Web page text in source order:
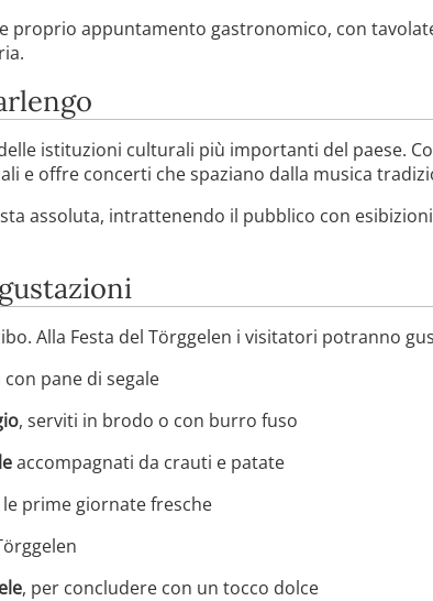
proprio appuntamento gastronomico, con
istituzioni culturali più importanti del paese.
e offre concerti che spaziano dalla musica
assoluta, intrattenendo il pubblico con
Alla Festa del Törggelen i visitatori potranno
pane di segale
, serviti in brodo o con burro fuso
accompagnati da crauti e patate
prime giornate fresche
, per concludere con un tocco dolce